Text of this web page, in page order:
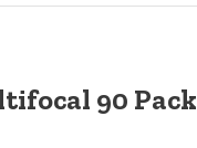
90 Pack